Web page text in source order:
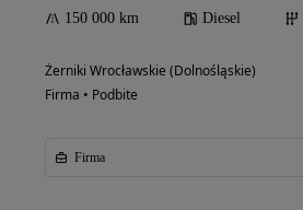
150 000 km Diesel
Żerniki Wrocławskie (Dolnośląskie)
Firma • Podbite
Firma